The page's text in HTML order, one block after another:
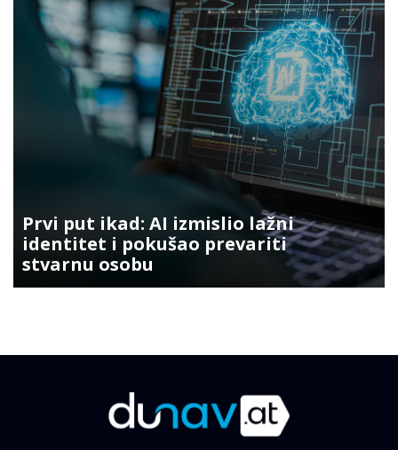
Prvi put ikad: AI izmislio lažni
identitet i pokušao prevariti
stvarnu osobu